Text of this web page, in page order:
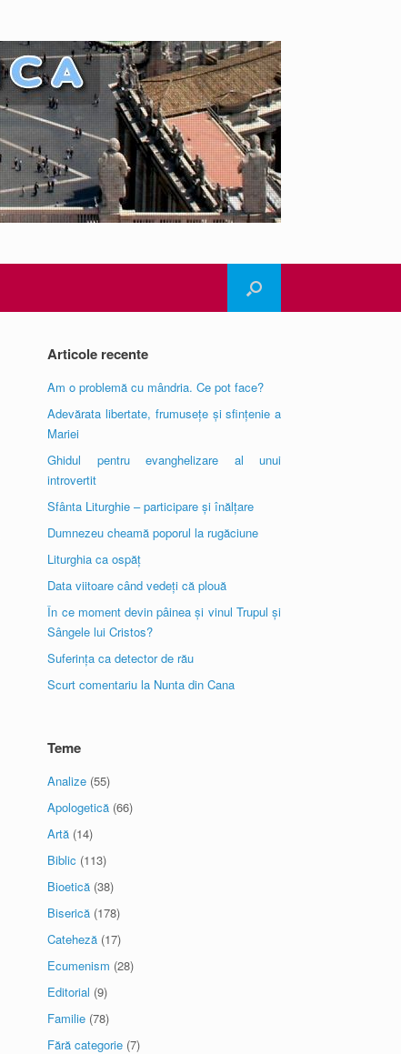
Articole recente
Am o problemă cu mândria. Ce pot face?
Adevărata libertate, frumusețe și sfințenie a
Mariei
Ghidul pentru evanghelizare al unui
introvertit
Sfânta Liturghie – participare și înălțare
Dumnezeu cheamă poporul la rugăciune
Liturghia ca ospăț
Data viitoare când vedeți că plouă
În ce moment devin pâinea și vinul Trupul și
Sângele lui Cristos?
Suferința ca detector de rău
Scurt comentariu la Nunta din Cana
Teme
Analize (55)
Apologetică (66)
Artă (14)
Biblic (113)
Bioetică (38)
Biserică (178)
Cateheză (17)
Ecumenism (28)
Editorial (9)
Familie (78)
Fără categorie (7)